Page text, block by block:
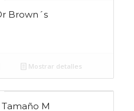
Brown´s
Mostrar detalles
M